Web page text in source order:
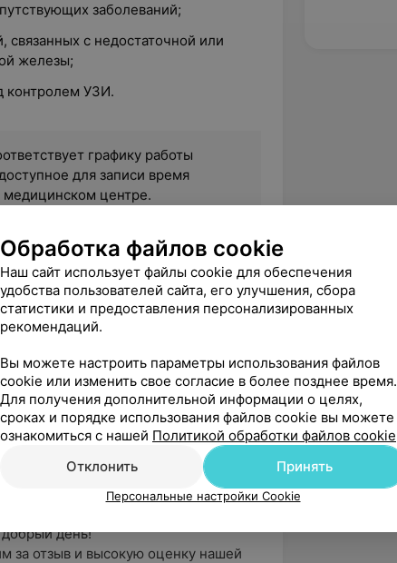
заболеваний;
связанных с недостаточной или
железы;
контролем УЗИ.
графику работы
для записи время
медицинском центре.
City, д. Валерьяново, ул. Городская, 5А
Рекомендую
на приеме у Белоусовой Татьяны
внимательно осмотрела
рассказала...
ул. Городская, 5А
день!
за отзыв и высокую оценку нашей
Обработка файлов cookie
Наш сайт использует файлы cookie для обеспечения
удобства пользователей сайта, его улучшения, сбора
статистики и предоставления персонализированных
рекомендаций.
Вы можете настроить параметры использования файлов
cookie или изменить свое согласие в более позднее время.
Для получения дополнительной информации о целях,
сроках и порядке использования файлов cookie вы можете
ознакомиться с нашей Политикой обработки файлов cookie
Отклонить
Принять
Персональные настройки Cookie